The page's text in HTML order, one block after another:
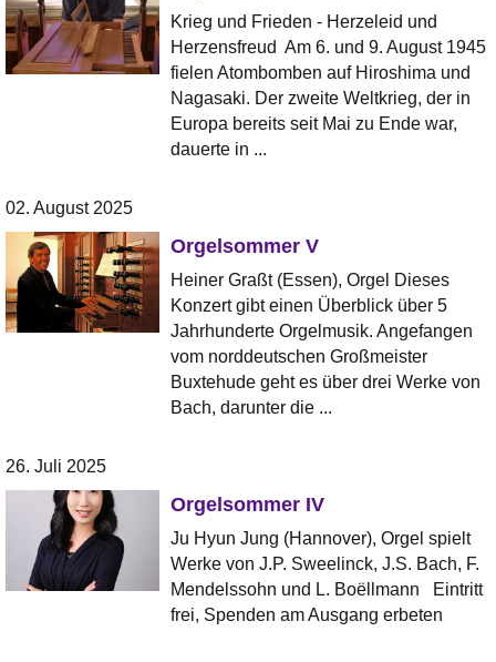
Krieg und Frieden - Herzeleid und
Herzensfreud Am 6. und 9. August 1945
fielen Atombomben auf Hiroshima und
Nagasaki. Der zweite Weltkrieg, der in
Europa bereits seit Mai zu Ende war,
dauerte in ...
02. August 2025
Orgelsommer V
Heiner Graßt (Essen), Orgel Dieses
Konzert gibt einen Überblick über 5
Jahrhunderte Orgelmusik. Angefangen
vom norddeutschen Großmeister
Buxtehude geht es über drei Werke von
Bach, darunter die ...
26. Juli 2025
Orgelsommer IV
Ju Hyun Jung (Hannover), Orgel spielt
Werke von J.P. Sweelinck, J.S. Bach, F.
Mendelssohn und L. Boëllmann Eintritt
frei, Spenden am Ausgang erbeten